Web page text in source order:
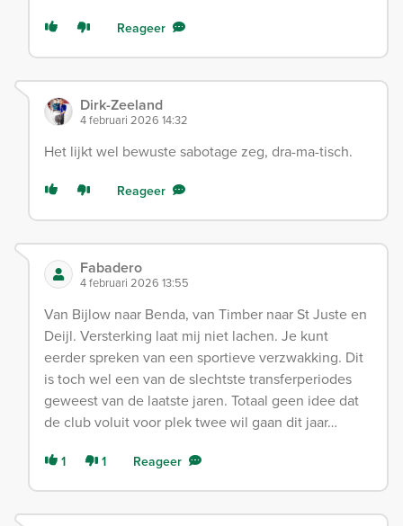
Reageer
Dirk-Zeeland
4 februari 2026 14:32
Het lijkt wel bewuste sabotage zeg, dra-ma-tisch.
Reageer
Fabadero
4 februari 2026 13:55
Van Bijlow naar Benda, van Timber naar St Juste en
Deijl. Versterking laat mij niet lachen. Je kunt
eerder spreken van een sportieve verzwakking. Dit
is toch wel een van de slechtste transferperiodes
geweest van de laatste jaren. Totaal geen idee dat
de club voluit voor plek twee wil gaan dit jaar…
1 1 Reageer